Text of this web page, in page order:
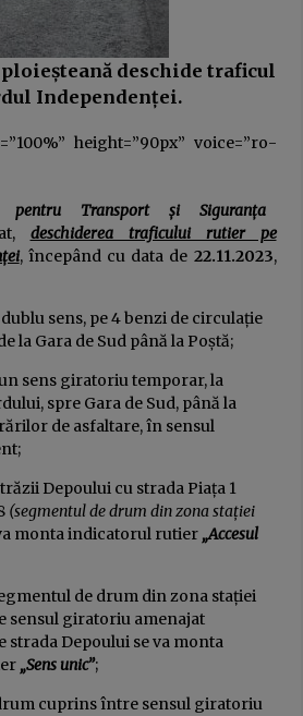
Principatelor Române – între idealul
și realitatea prezentului
2026
și invidia dintre două lumi ale
cum a fost compromisă ideea de
Povestea unui eșec anunțat
2026
austerităţii. Guvernul taie
urmează concedieri masive,
pe post şi indicatori de
alte impozite
2026
Bogdan Toader (PSD): „Românii au
de o piață RCA corectă și echilibrată!”
2025
Consiliului Județean Prahova,
Nanu, convoacă la consultări liderii
din Consiliul Local Ploiești
deschide traficul
Independenței.
height=”90px” voice=”ro-
pentru Transport și Siguranța
deschiderea traficului rutier pe
, începând cu data de 22.11.2023,
sens, pe 4 benzi de circulație
la Gara de Sud până la Poștă;
sens giratoriu temporar, la
spre Gara de Sud, până la
de asfaltare, în sensul
Depoului cu strada Piața 1
(segmentul de drum din zona stației
monta indicatorul rutier „Accesul
de drum din zona stației
sensul giratoriu amenajat
strada Depoului se va monta
„Sens unic”;
cuprins între sensul giratoriu